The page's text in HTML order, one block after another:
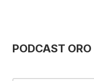
PODCAST ORO